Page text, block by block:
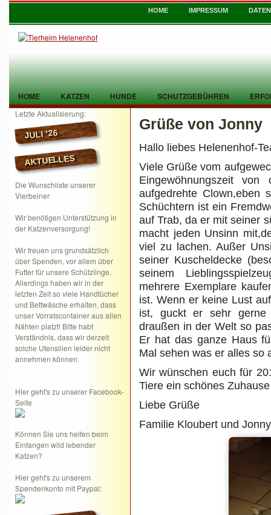
HOME IMPRESSUM
HOME KATZEN HUNDE SCHUTZGEBÜHREN
TIER GEFUNDEN KONTAKT
Letzte Aktualisierung:
JULI ’26
AKTUELLES
Die Wunschliste unserer
Vierbeiner
Wir benötigen Unterstützung in
der Katzenversorgung!
Wir freuen uns grundsätzlich
über Spenden, vor allem über
Futter für unsere Schützlinge.
Allerdings haben wir in der
letzten Zeit so viele Handtücher
und Bettwäsche erhalten, dass
unser Vorratscontainer aus allen
Nähten platzt! Bitte habt
Verständnis, dass wir derzeit
solche Utensilien leider nicht
annehmen können.
Hier geht's zu unserer Facebook-
Seite
Können Sie uns helfen beim
Einfangen wild lebender
Katzen?
Hier geht's zu unserem
Spendenkonto mit Paypal:
Grüße von Jonny
Hallo liebes Helenenhof-
Viele Grüße vom
Eingewöhnungszeit
aufgedrehte Clown,eben
Schüchtern ist ein
auf Trab, da er mit seiner
macht jeden Unsinn
viel zu lachen. Außer
seiner Kuscheldecke
seinem
mehrere Exemplare
ist. Wenn er keine Lust
ist, guckt er sehr
draußen in der Welt so
Er hat das ganze Haus
Mal sehen was er alles so
Wir wünschen euch für
Tiere ein schönes
Liebe Grüße
Familie Kloubert und Jonny